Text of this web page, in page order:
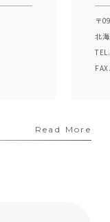
〒
北
Read More